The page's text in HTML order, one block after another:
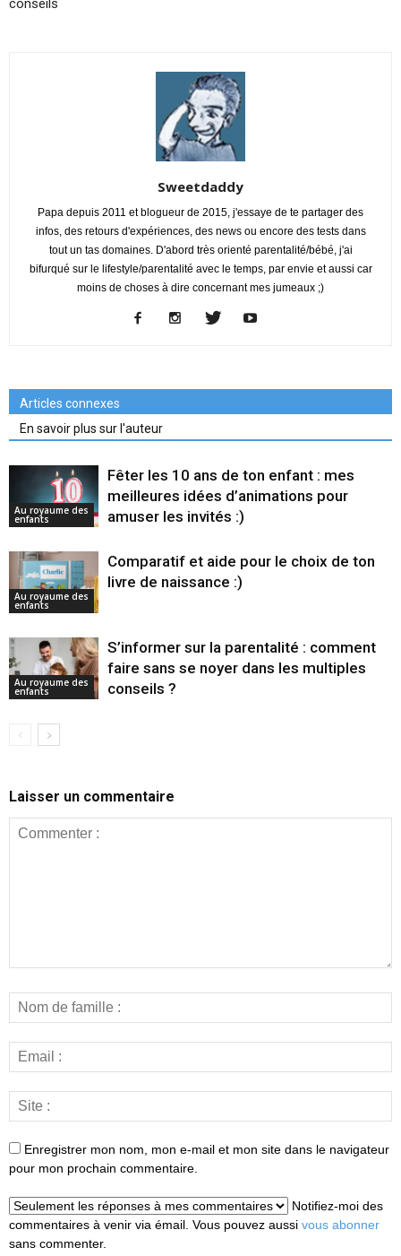
conseils
Sweetdaddy
Papa depuis 2011 et blogueur de 2015, j'essaye de te partager des
infos, des retours d'expériences, des news ou encore des tests dans
tout un tas domaines. D'abord très orienté parentalité/bébé, j'ai
bifurqué sur le lifestyle/parentalité avec le temps, par envie et aussi car
moins de choses à dire concernant mes jumeaux ;)
Articles connexes
En savoir plus sur l'auteur
Au royaume des
enfants
Fêter les 10 ans de ton enfant : mes
meilleures idées d’animations pour
amuser les invités :)
Au royaume des
enfants
Comparatif et aide pour le choix de ton
livre de naissance :)
Au royaume des
enfants
S’informer sur la parentalité : comment
faire sans se noyer dans les multiples
conseils ?
Laisser un commentaire
Enregistrer mon nom, mon e-mail et mon site dans le navigateur
pour mon prochain commentaire.
Notifiez-moi des
commentaires à venir via émail. Vous pouvez aussi vous abonner
sans commenter.